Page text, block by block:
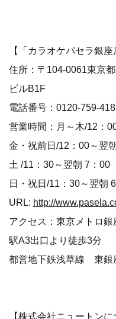
【「カラオケパセラ銀座
住所：〒104-0061東京
ビルB1F
電話番号：0120-759-418
営業時間：月～木/12：
金・祝前日/12：00～翌
土 /11：30～翌朝 7：00
日・祝日/11：30～翌朝
URL: http://
アクセス：東京メトロ
駅A3出口より徒歩3分
都営地下鉄浅草線 東銀
【株式会社ニュートンに